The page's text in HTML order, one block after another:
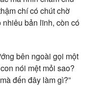
chí có chút chờ
bản lĩnh, còn có
bên ngoài gọi một
nói mệt mỏi sao?
đến đây làm gì?”